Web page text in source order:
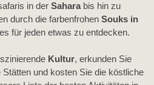
in der Saharabis hin zu
durch die farbenfrohenSouks in
für jeden etwas zu entdecken.
Kultur, erkunden Sie
und kosten Sie die köstliche